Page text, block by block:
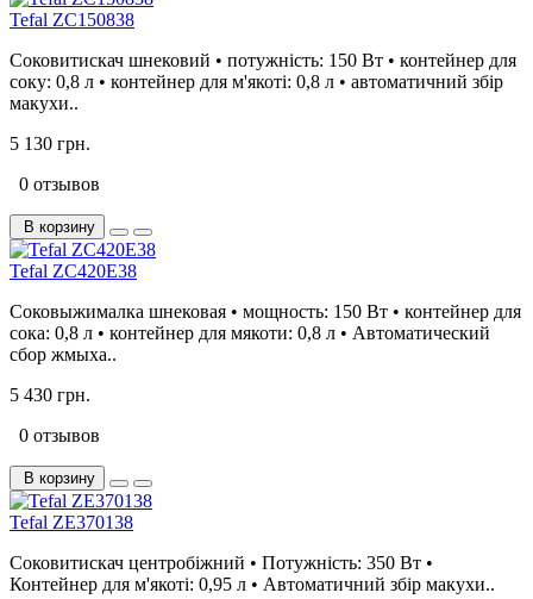
Tefal ZC150838
Соковитискач шнековий • потужність: 150 Вт • контейнер для
соку: 0,8 л • контейнер для м'якоті: 0,8 л • автоматичний збір
макухи..
5 130 грн.
0 отзывов
В корзину
Tefal ZC420E38
Соковыжималка шнековая • мощность: 150 Вт • контейнер для
сока: 0,8 л • контейнер для мякоти: 0,8 л • Автоматический
сбор жмыха..
5 430 грн.
0 отзывов
В корзину
Tefal ZE370138
Соковитискач центробіжний • Потужність: 350 Вт •
Контейнер для м'якоті: 0,95 л • Автоматичний збір макухи..